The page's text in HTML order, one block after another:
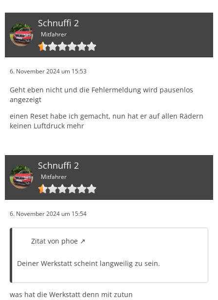
Schnuffi 2
Mitfahrer
6. November 2024 um 15:53
Geht eben nicht und die Fehlermeldung wird pausenlos
angezeigt
einen Reset habe ich gemacht, nun hat er auf allen Rädern
keinen Luftdruck mehr
Schnuffi 2
Mitfahrer
6. November 2024 um 15:54
Zitat von phoe
Deiner Werkstatt scheint langweilig zu sein.
was hat die Werkstatt denn mit zutun